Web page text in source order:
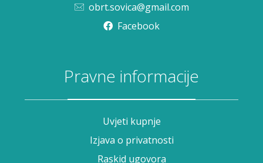
obrt.sovica@gmail.com
Facebook
Pravne informacije
Uvjeti kupnje
Izjava o privatnosti
Raskid ugovora